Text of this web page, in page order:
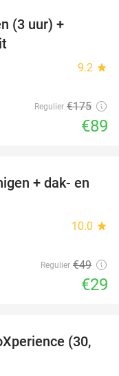
(3 uur) +
9.2 star
Regulier €175
€89
41%
+ dak- en
10.0 star
Regulier €49
€29
44%
(30,